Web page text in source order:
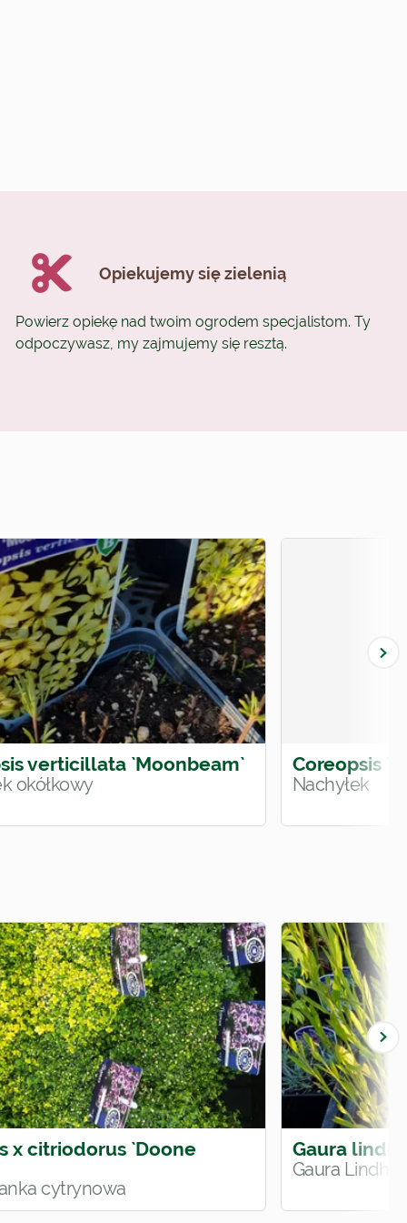
Opiekujemy się zielenią
Powierz opiekę nad twoim ogrodem specjalistom. Ty
odpoczywasz, my zajmujemy się resztą.
verticillata `Moonbeam`
okółkowy
Coreopsis
Nachyłek
x citriodorus `Doone
cytrynowa
Gaura
Gaura